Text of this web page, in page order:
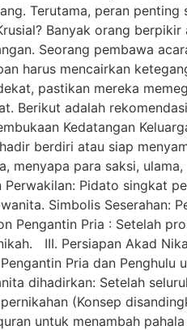
Terutama, peran
Banyak orang
Seorang pembawa
harus mencairkan
pastikan mereka
Berikut adalah
Kedatangan
berdiri atau siap
menyapa para saksi,
Pidato singkat
Simbolis Seserahan:
Pengantin Pria : Setelah
III. Persiapan Akad
Pria dan
dihadirkan: Setelah
(Konsep
untuk menambah